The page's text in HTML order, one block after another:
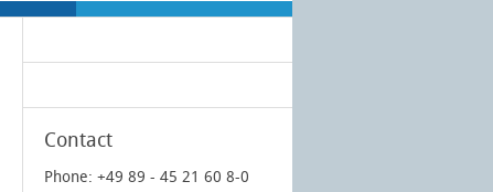
Contact
Phone: +49 89 - 45 21 60 8-0